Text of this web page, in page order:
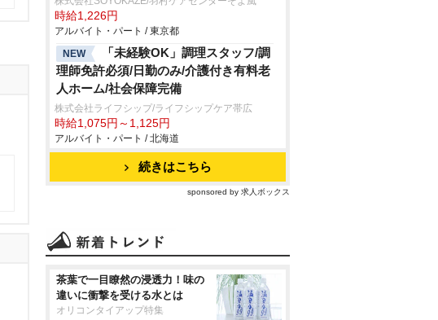
時給1,226円
アルバイト・パート / 東京都
NEW
「未経験OK」調理スタッフ/調
理師免許必須/日勤のみ/介護付き有料老
人ホーム/社会保障完備
株式会社ライフシップ/ライフシップケア帯広
時給1,075円～1,125円
アルバイト・パート / 北海道
続きはこちら
sponsored by 求人ボックス
茶葉で一目瞭然の浸透力！味の
違いに衝撃を受ける水とは
オリコンタイアップ特集